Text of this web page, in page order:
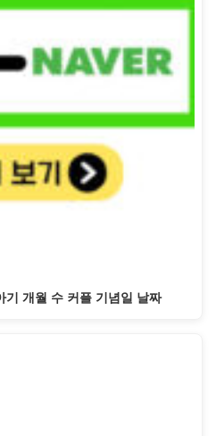
기 개월 수 커플 기념일 날짜